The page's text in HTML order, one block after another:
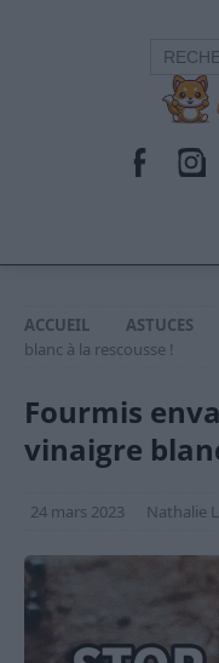
ACCUEIL ASTUCES
blanc à la rescousse !
Fourmis
vinaigre
24 mars 2023 Nathalie